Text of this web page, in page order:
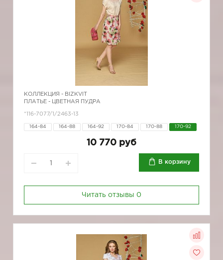
КОЛЛЕКЦИЯ - BIZKVIT
ПЛАТЬЕ - ЦВЕТНАЯ ПУДРА
*116-7077/1/2463-13
164-84 164-88 164-92 170-84 170-88 170-92
10 770 руб
В корзину
Читать отзывы 0